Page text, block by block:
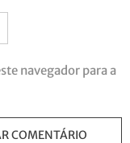
navegador para a